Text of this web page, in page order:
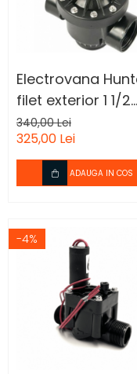
Electrovana
filet exterior 1 1/2
inch
340,00 Lei
325,00 Lei
ADAUGA IN COS
-4%